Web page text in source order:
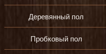
Деревянный пол
Пробковый пол